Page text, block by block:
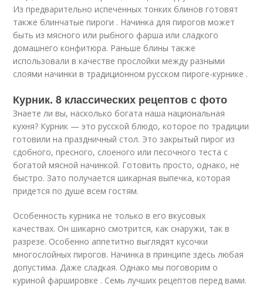
Из предварительно испеченных тонких блинов готовят
также блинчатые пироги . Начинка для пирогов может
быть из мясного или рыбного фарша или сладкого
домашнего конфитюра. Раньше блины также
использовали в качестве прослойки между разными
слоями начинки в традиционном русском пироге-курнике .
Курник. 8 классических рецептов с фото
Знаете ли вы, насколько богата наша национальная
кухня? Курник — это русской блюдо, которое по традиции
готовили на праздничный стол. Это закрытый пирог из
сдобного, пресного, слоеного или песочного теста с
богатой мясной начинкой. Готовить просто, однако, не
быстро. Зато получается шикарная выпечка, которая
придется по душе всем гостям.
Особенность курника не только в его вкусовых
качествах. Он шикарно смотрится, как снаружи, так в
разрезе. Особенно аппетитно выглядят кусочки
многослойных пирогов. Начинка в принципе здесь любая
допустима. Даже сладкая. Однако мы поговорим о
куриной фаршировке . Семь лучших рецептов перед вами.